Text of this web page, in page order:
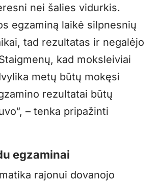
nei šalies vidurkis.
egzaminą laikė silpnesnių
tad rezultatas ir negalėjo
kad moksleiviai
metų būtų mokęsi
rezultatai būtų
– tenka pripažinti
egzaminai
rajonui dovanojo